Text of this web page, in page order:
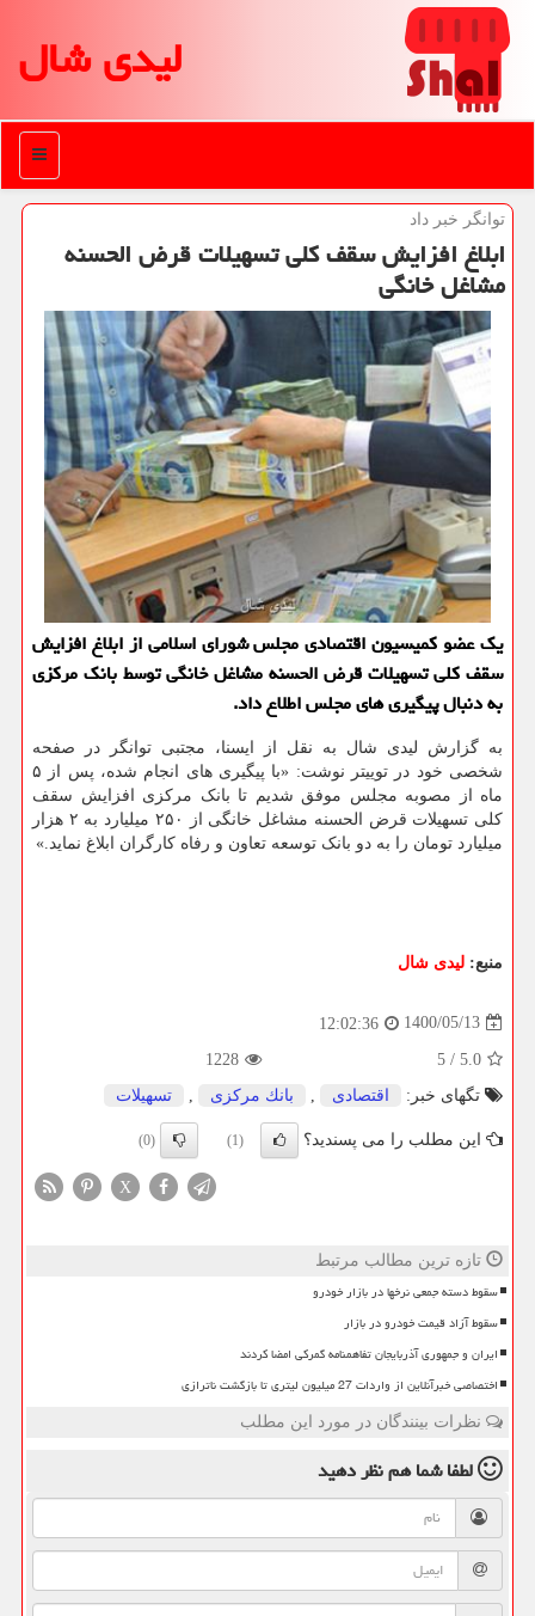
لیدی شال
منو
توانگر خبر داد
ابلاغ افزایش سقف کلی تسهیلات قرض الحسنه
مشاغل خانگی
یک عضو کمیسیون اقتصادی مجلس شورای اسلامی از ابلاغ افزایش
سقف کلی تسهیلات قرض الحسنه مشاغل خانگی توسط بانک مرکزی
به دنبال پیگیری های مجلس اطلاع داد.
به گزارش لیدی شال به نقل از ایسنا، مجتبی توانگر در صفحه
شخصی خود در توییتر نوشت: «با پیگیری های انجام شده، پس از ۵
ماه از مصوبه مجلس موفق شدیم تا بانک مرکزی افزایش سقف
کلی تسهیلات قرض الحسنه مشاغل خانگی از ۲۵۰ میلیارد به ۲ هزار
میلیارد تومان را به دو بانک توسعه تعاون و رفاه کارگران ابلاغ نماید.»
منبع: لیدی شال
1400/05/13
12:02:36
5.0
/
5
1228
تگهای خبر:
اقتصادی بانك مركزی تسهیلات
این مطلب را می پسندید؟ (1)
(0)
X
تازه ترین مطالب مرتبط
سقوط دسته جمعی نرخها در بازار خودرو
سقوط آزاد قیمت خودرو در بازار
ایران و جمهوری آذربایجان تفاهمنامه گمرکی امضا کردند
اختصاصی خبرآنلاین از واردات 27 میلیون لیتری تا بازگشت ناترازی
نظرات بینندگان در مورد این مطلب
لطفا شما همنظر دهید